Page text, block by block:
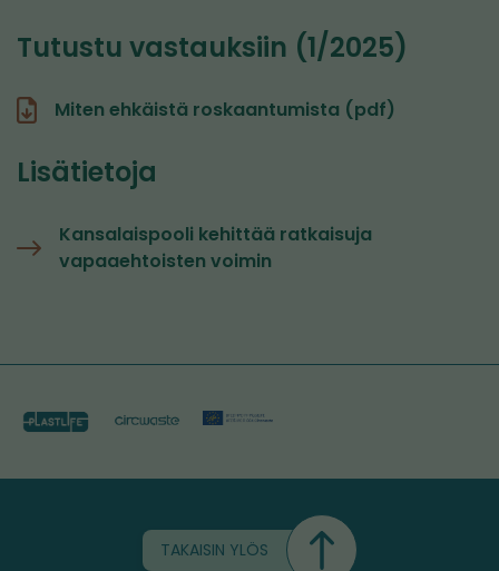
Tutustu vastauksiin (1/2025)
Miten ehkäistä roskaantumista (pdf)
Lisätietoja
Kansalaispooli kehittää ratkaisuja
vapaaehtoisten voimin
TAKAISIN YLÖS